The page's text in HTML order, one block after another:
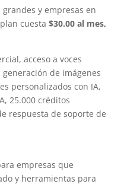
y empresas en
cuesta $30.00 al mes,
acceso a voces
generación de imágenes
personalizados con IA,
25.000 créditos
respuesta de soporte de
empresas que
y herramientas para